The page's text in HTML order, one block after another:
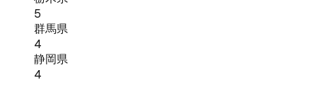
5
群馬県
4
静岡県
4